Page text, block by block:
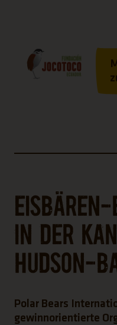
Eisbären-
in der
Hudson-
Polar Bears
gewinnorientierte